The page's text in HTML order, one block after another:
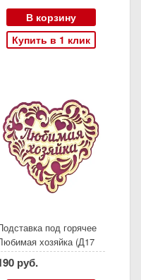
В корзину
Купить в 1 клик
под горячее
хозяйка (Д17
руб.